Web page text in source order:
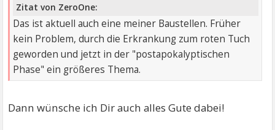
Zitat von ZeroOne:
Das ist aktuell auch eine meiner Baustellen. Früher
kein Problem, durch die Erkrankung zum roten Tuch
geworden und jetzt in der "postapokalyptischen
Phase" ein größeres Thema.
Dann wünsche ich Dir auch alles Gute dabei!